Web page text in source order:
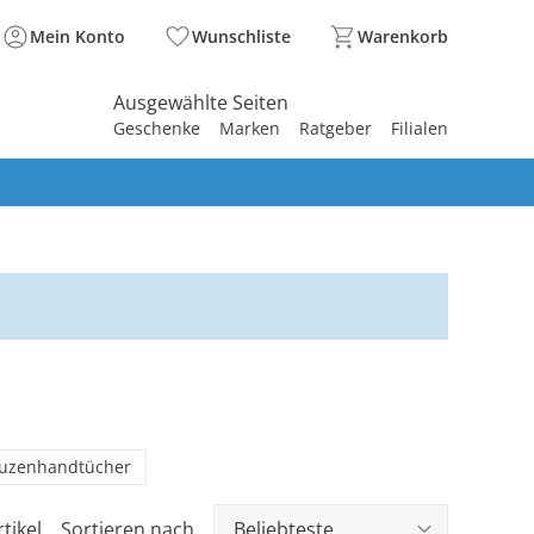
Mein Konto Wunschliste Warenkorb
Ausgewählte Seiten
Geschenke Marken Ratgeber Filialen